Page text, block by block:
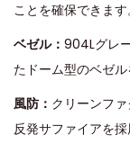
ことを確保できます
ベゼル： 904Lグレ
たドーム型のベゼル
風防： クリーンフ
反発サファイアを